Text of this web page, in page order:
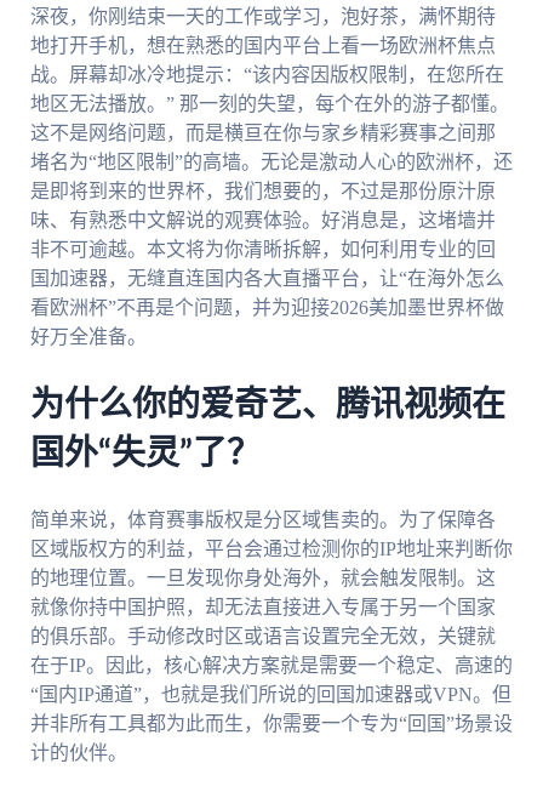
深夜，你刚结束一天的工作或学习，泡好茶，满怀期待
地打开手机，想在熟悉的国内平台上看一场欧洲杯焦点
战。屏幕却冰冷地提示：“该内容因版权限制，在您所在
地区无法播放。” 那一刻的失望，每个在外的游子都懂。
这不是网络问题，而是横亘在你与家乡精彩赛事之间那
堵名为“地区限制”的高墙。无论是激动人心的欧洲杯，还
是即将到来的世界杯，我们想要的，不过是那份原汁原
味、有熟悉中文解说的观赛体验。好消息是，这堵墙并
非不可逾越。本文将为你清晰拆解，如何利用专业的回
国加速器，无缝直连国内各大直播平台，让“在海外怎么
看欧洲杯”不再是个问题，并为迎接2026美加墨世界杯做
好万全准备。
为什么你的爱奇艺、腾讯视频在
国外“失灵”了？
简单来说，体育赛事版权是分区域售卖的。为了保障各
区域版权方的利益，平台会通过检测你的IP地址来判断你
的地理位置。一旦发现你身处海外，就会触发限制。这
就像你持中国护照，却无法直接进入专属于另一个国家
的俱乐部。手动修改时区或语言设置完全无效，关键就
在于IP。因此，核心解决方案就是需要一个稳定、高速的
“国内IP通道”，也就是我们所说的回国加速器或VPN。但
并非所有工具都为此而生，你需要一个专为“回国”场景设
计的伙伴。